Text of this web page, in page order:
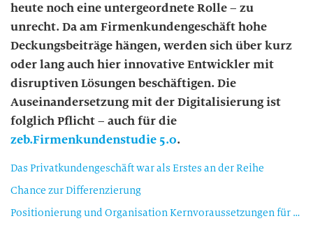
heute noch eine untergeordnete Rolle – zu
unrecht. Da am Firmenkundengeschäft hohe
Deckungsbeiträge hängen, werden sich über kurz
oder lang auch hier innovative Entwickler mit
disruptiven Lösungen beschäftigen. Die
Auseinandersetzung mit der Digitalisierung ist
folglich Pflicht – auch für die
zeb.Firmenkundenstudie 5.0.
Das Privatkundengeschäft war als Erstes an der Reihe
Chance zur Differenzierung
Positionierung und Organisation Kernvoraussetzungen für Erfolg